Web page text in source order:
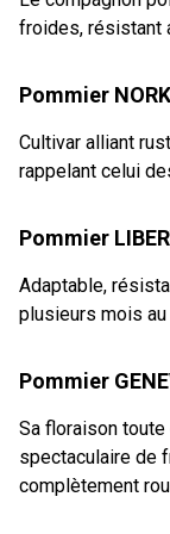
froides, résistant
Pommier
Cultivar alliant
rappelant celui
Pommier
Adaptable,
plusieurs mois au
Pommier
Sa floraison toute
spectaculaire de
complètement